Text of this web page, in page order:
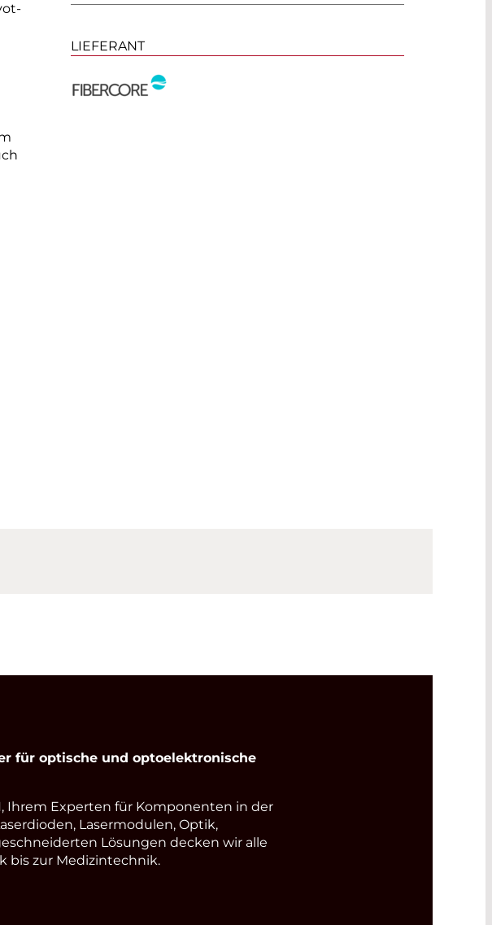
LIEFERANT
für optische und optoelektronische
Ihrem Experten für Komponenten in der
Lasermodulen, Optik,
Lösungen decken wir alle
bis zur Medizintechnik.